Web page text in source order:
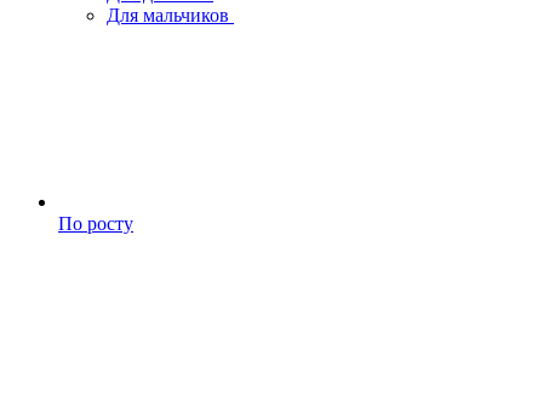
Для мальчиков
По росту